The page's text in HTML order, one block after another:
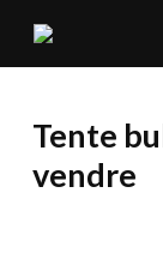
main
Tente
vendre